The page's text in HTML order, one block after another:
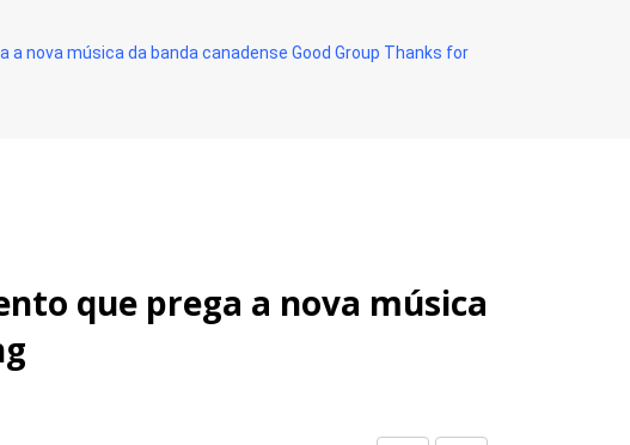
a nova música da banda canadense Good Group Thanks for
que prega a nova música